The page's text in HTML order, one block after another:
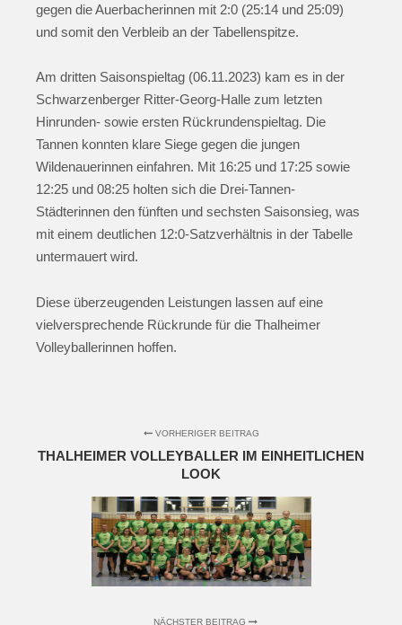
gegen die Auerbacherinnen mit 2:0 (25:14 und 25:09)
und somit den Verbleib an der Tabellenspitze.
Am dritten Saisonspieltag (06.11.2023) kam es in der
Schwarzenberger Ritter-Georg-Halle zum letzten
Hinrunden- sowie ersten Rückrundenspieltag. Die
Tannen konnten klare Siege gegen die jungen
Wildenauerinnen einfahren. Mit 16:25 und 17:25 sowie
12:25 und 08:25 holten sich die Drei-Tannen-
Städterinnen den fünften und sechsten Saisonsieg, was
mit einem deutlichen 12:0-Satzverhältnis in der Tabelle
untermauert wird.
Diese überzeugenden Leistungen lassen auf eine
vielversprechende Rückrunde für die Thalheimer
Volleyballerinnen hoffen.
VORHERIGER BEITRAG
THALHEIMER VOLLEYBALLER IM EINHEITLICHEN
LOOK
NÄCHSTER BEITRAG